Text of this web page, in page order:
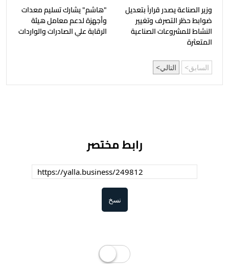
وزير الصناعة يصدر قراراً بتعديل
ضوابط حظر التصرف وتغيير
النشاط للمشروعات الصناعية
المتعثرة
"هاشم" يشارك تسليم معدات
وأجهزة لدعم معامل هيئة
الرقابة علي الصادرات والواردات
السابق التالي
رابط مختصر
نسخ